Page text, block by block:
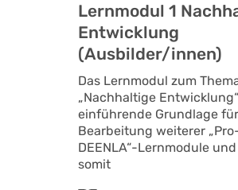
Lernmodul 1
Entwicklung
(Ausbilder/innen)
Das Lernmodul zum
„Nachhaltige
einführende Grundlage
Bearbeitung weiterer
DEENLA“-Lernmodule
somit